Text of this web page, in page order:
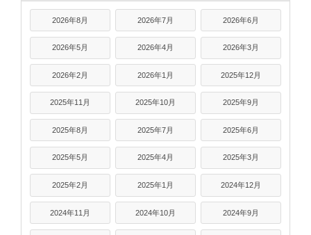
2026年8月 2026年7月 2026年6月
2026年5月 2026年4月 2026年3月
2026年2月 2026年1月 2025年12月
2025年11月 2025年10月 2025年9月
2025年8月 2025年7月 2025年6月
2025年5月 2025年4月 2025年3月
2025年2月 2025年1月 2024年12月
2024年11月 2024年10月 2024年9月